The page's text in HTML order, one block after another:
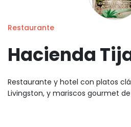
Restaurante
Hacienda
Restaurante y hotel con platos
Livingston, y mariscos gourmet